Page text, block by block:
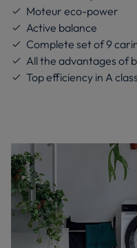
Moteur eco-power
Active balance
Complete set of 9
All the advantages of
Top efficiency in A class